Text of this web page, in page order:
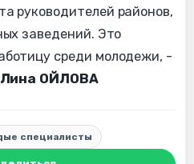
руководителей районов,
заведений. Это
среди молодежи, -
Лина ОЙЛОВА
специалисты